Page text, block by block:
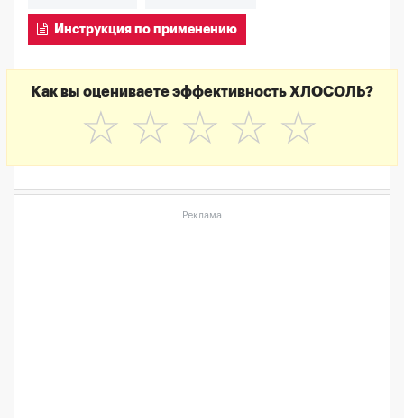
Инструкция по применению
Как вы оцениваете эффективность ХЛОСОЛЬ?
☆
☆
☆
☆
☆
Реклама